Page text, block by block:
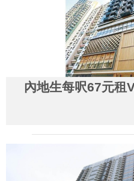
內地生每呎67元租